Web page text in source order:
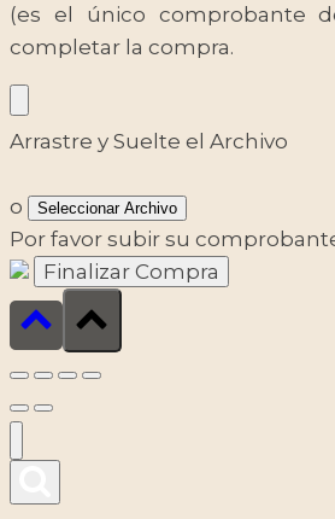
(es el único comprobante
completar la compra.
Arrastre y Suelte el Archivo
o Seleccionar Archivo
Por favor subir su